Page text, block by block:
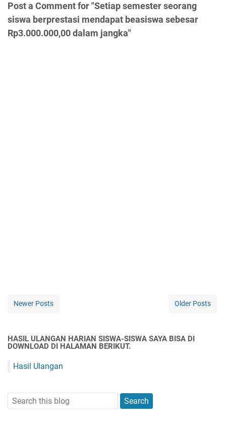
Post a Comment for "Setiap semester seorang
siswa berprestasi mendapat beasiswa sebesar
Rp3.000.000,00 dalam jangka"
Newer Posts Older Posts
HASIL ULANGAN HARIAN SISWA-SISWA SAYA BISA DI
DOWNLOAD DI HALAMAN BERIKUT.
Hasil Ulangan